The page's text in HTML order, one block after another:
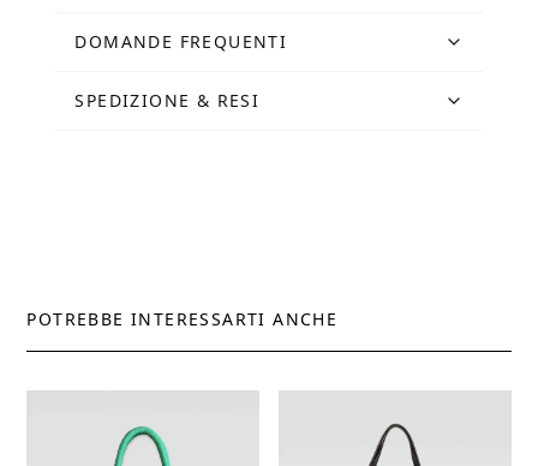
DOMANDE FREQUENTI
SPEDIZIONE & RESI
POTREBBE INTERESSARTI ANCHE